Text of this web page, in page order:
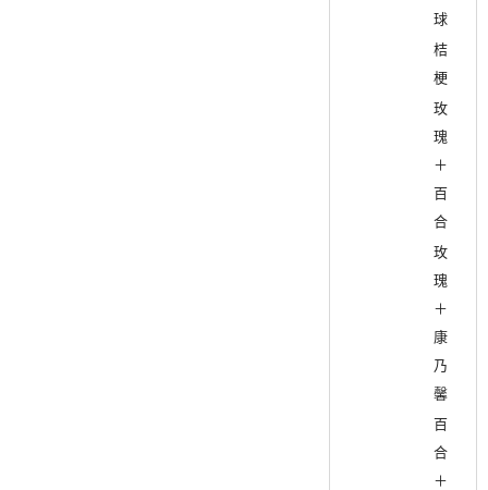
球
桔
梗
玫
瑰
＋
百
合
玫
瑰
＋
康
乃
馨
百
合
＋